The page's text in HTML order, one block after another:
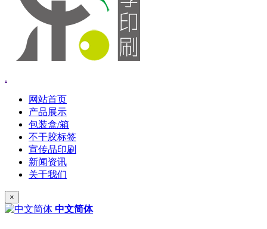
.
网站首页
产品展示
包装盒/箱
不干胶标签
宣传品印刷
新闻资讯
关于我们
×
中文简体